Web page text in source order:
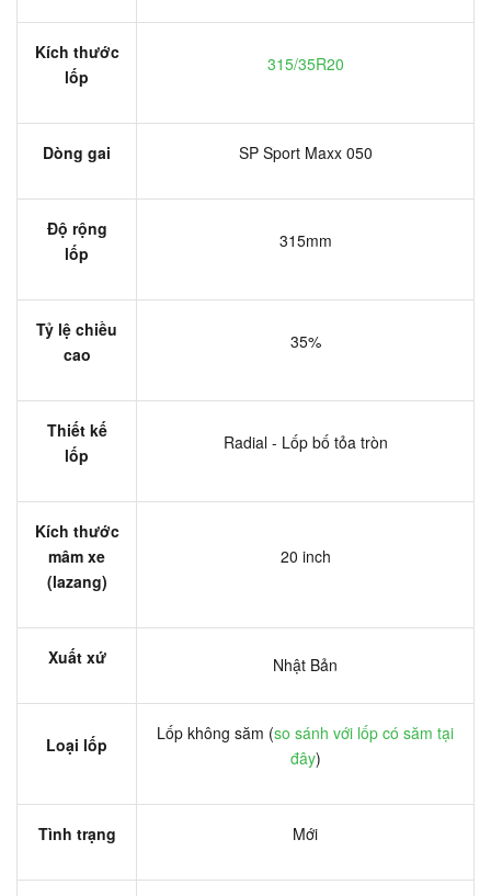
Kích thước
lốp
315/35R20
Dòng gai SP Sport Maxx 050
Độ rộng
lốp
315mm
Tỷ lệ chiều
cao
35%
Thiết kế
lốp
Radial - Lốp bố tỏa tròn
Kích thước
mâm xe
(lazang)
20 inch
Xuất xứ Nhật Bản
Loại lốp
Lốp không săm (so sánh với lốp có săm tại
đây)
Tình trạng Mới